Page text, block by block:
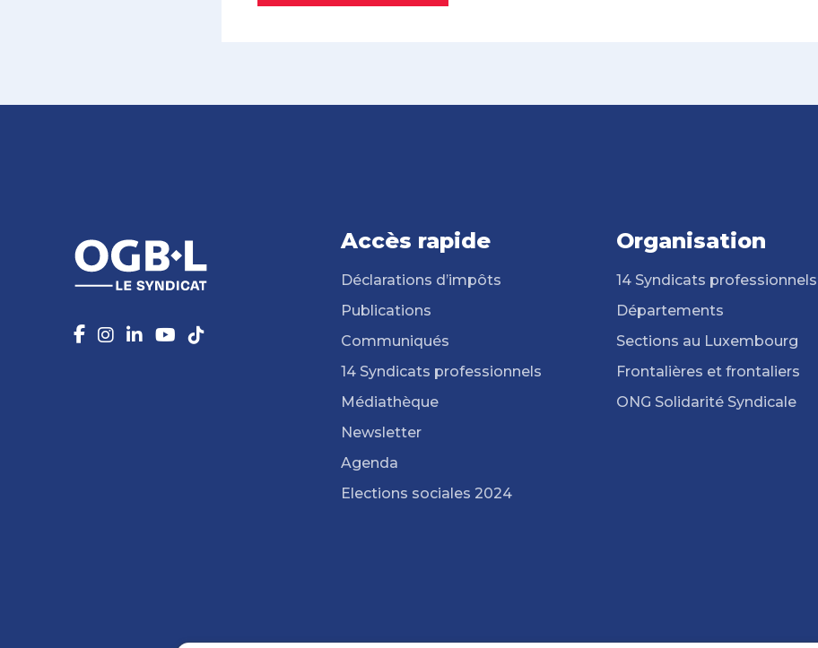
Accès rapide
Déclarations d’impôts
Publications
Communiqués
14 Syndicats professionnels
Médiathèque
Newsletter
Agenda
Elections sociales 2024
Organisation
14 Syndicats professionnels
Départements
Sections au Luxembourg
Frontalières et frontaliers
ONG Solidarité Syndicale